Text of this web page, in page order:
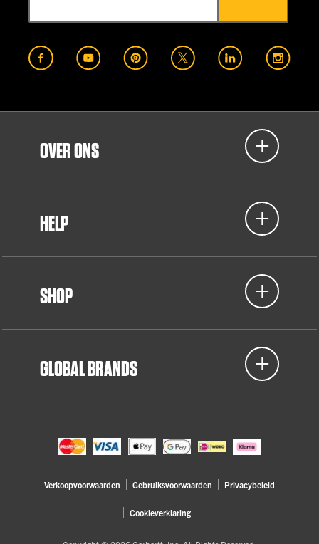
OVER ONS
HELP
SHOP
GLOBAL BRANDS
Verkoopvoorwaarden Gebruiksvoorwaarden Privacybeleid
Cookieverklaring